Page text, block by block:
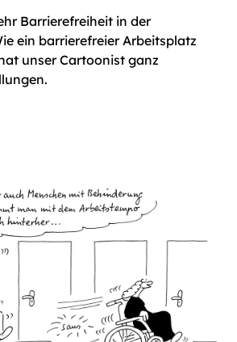
Barrierefreiheit in der
ein barrierefreier Arbeitsplatz
unser Cartoonist ganz